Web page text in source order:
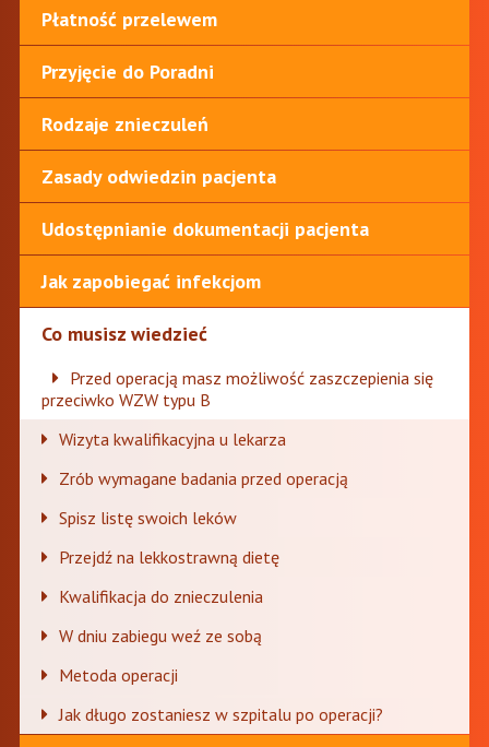
Płatność przelewem
Przyjęcie do Poradni
Rodzaje znieczuleń
Zasady odwiedzin pacjenta
Udostępnianie dokumentacji pacjenta
Jak zapobiegać infekcjom
Co musisz wiedzieć
Przed operacją masz możliwość zaszczepienia się
przeciwko WZW typu B
Wizyta kwalifikacyjna u lekarza
Zrób wymagane badania przed operacją
Spisz listę swoich leków
Przejdź na lekkostrawną dietę
Kwalifikacja do znieczulenia
W dniu zabiegu weź ze sobą
Metoda operacji
Jak długo zostaniesz w szpitalu po operacji?